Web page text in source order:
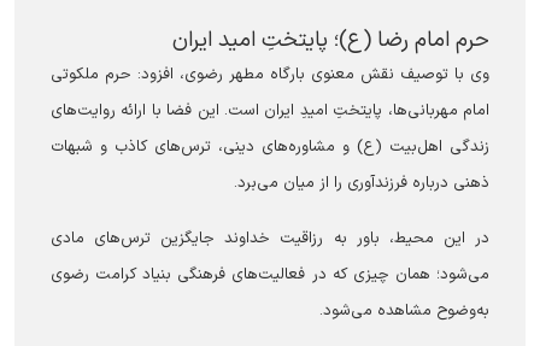
حرم امام رضا (ع)؛ پایتختِ امید ایران
وی با توصیف نقش معنوی بارگاه مطهر رضوی، افزود: حرم ملکوتی
امام مهربانی‌ها، پایتختِ امیدِ ایران است. این فضا با ارائه روایت‌های
زندگی اهل‌بیت (ع) و مشاوره‌های دینی، ترس‌های کاذب و شبهات
ذهنی درباره فرزندآوری را از میان می‌برد.
در این محیط، باور به رزاقیت خداوند جایگزین ترس‌های مادی
می‌شود؛ همان چیزی که در فعالیت‌های فرهنگی بنیاد کرامت رضوی
به‌وضوح مشاهده می‌شود.